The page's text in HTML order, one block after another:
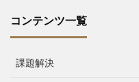
コンテンツ一覧
課題解決